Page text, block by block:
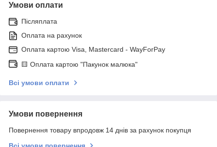
Умови оплати
Післяплата
Оплата на рахунок
Оплата картою Visa, Mastercard - WayForPay
🟨 Оплата картою "Пакунок малюка"
Всі умови оплати
Умови повернення
Повернення товару впродовж 14 днів за рахунок покупця
Всі умови повернення